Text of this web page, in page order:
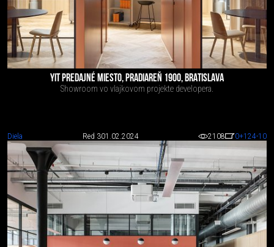
YIT PREDAJNÉ MIESTO, PRADIAREŇ 1900, BRATISLAVA
Showroom vo vlajkovom projekte developera.
Diela Red 301.02.2024 2108 0+124-10